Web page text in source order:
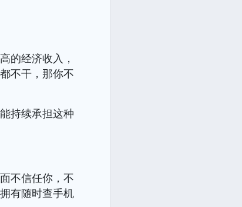
的经济收入，
不干，那你不
持续承担这种
不信任你，不
有随时查手机